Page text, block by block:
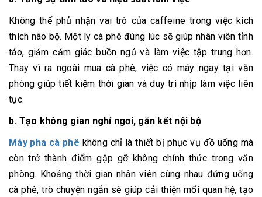
Không thể phủ nhận vai trò của caffeine trong việc kích
thích não bộ. Một ly cà phê đúng lúc sẽ giúp nhân viên tỉnh
táo, giảm cảm giác buồn ngủ và làm việc tập trung hơn.
Thay vì ra ngoài mua cà phê, việc có máy ngay tại văn
phòng giúp tiết kiệm thời gian và duy trì nhịp làm việc liên
tục.
b. Tạo không gian nghỉ ngơi, gắn kết nội bộ
Máy pha cà phê không chỉ là thiết bị phục vụ đồ uống mà
còn trở thành điểm gặp gỡ không chính thức trong văn
phòng. Khoảng thời gian nhân viên cùng nhau đứng uống
cà phê, trò chuyện ngắn sẽ giúp cải thiện mối quan hệ, tạo